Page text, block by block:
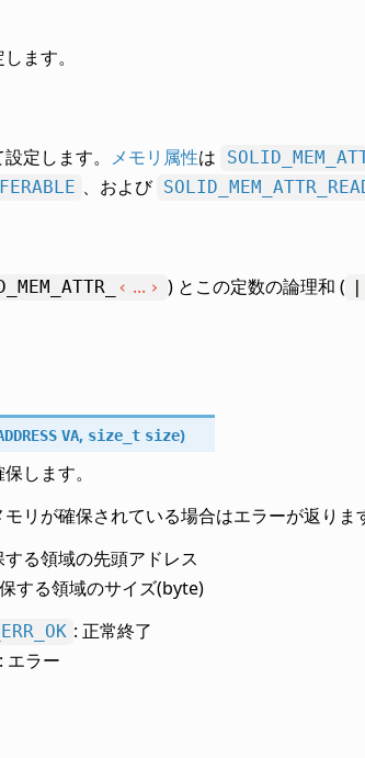
ます。
定します。 メモリ属性は
、および
... ) とこの定数の論理和 ( |
VA, size_t size)
します。
リが確保されている場合はエラーが返りま
る領域の先頭アドレス
する領域のサイズ(byte)
: 正常終了
エラー